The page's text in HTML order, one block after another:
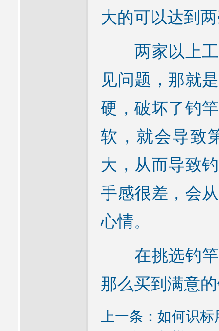
大的可以达到
两家以上工
见问题，那就
硬，破坏了钓
软，就会导致
大，从而导致
手感很差，会
心情。
在挑选钓竿
那么买到满意
上一条： 如何识标